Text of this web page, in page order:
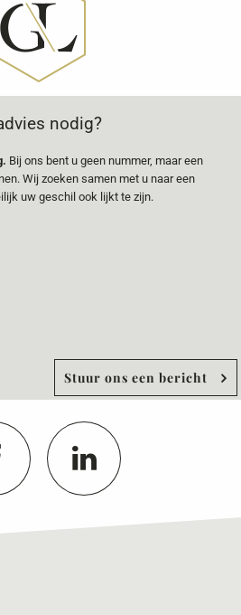
nodig?
Bij ons bent u geen nummer, maar een
Wij zoeken samen met u naar een
uw geschil ook lijkt te zijn.
Stuur ons een bericht